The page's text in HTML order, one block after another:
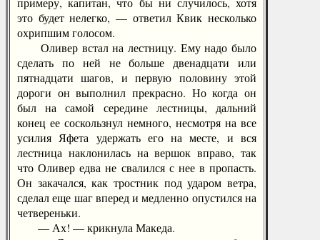
это будет нелегко, — ответил Квик несколько
охрипшим голосом.
Оливер встал на лестницу. Ему надо было
сделать по ней не больше двенадцати или
пятнадцати шагов, и первую половину этой
дороги он выполнил прекрасно. Но когда он
был на самой середине лестницы, дальний
конец ее соскользнул немного, несмотря на все
усилия Яфета удержать его на месте, и вся
лестница наклонилась на вершок вправо, так
что Оливер едва не свалился с нее в пропасть.
Он закачался, как тростник под ударом ветра,
сделал еще шаг вперед и медленно опустился на
четвереньки.
— Ах! — крикнула Македа.